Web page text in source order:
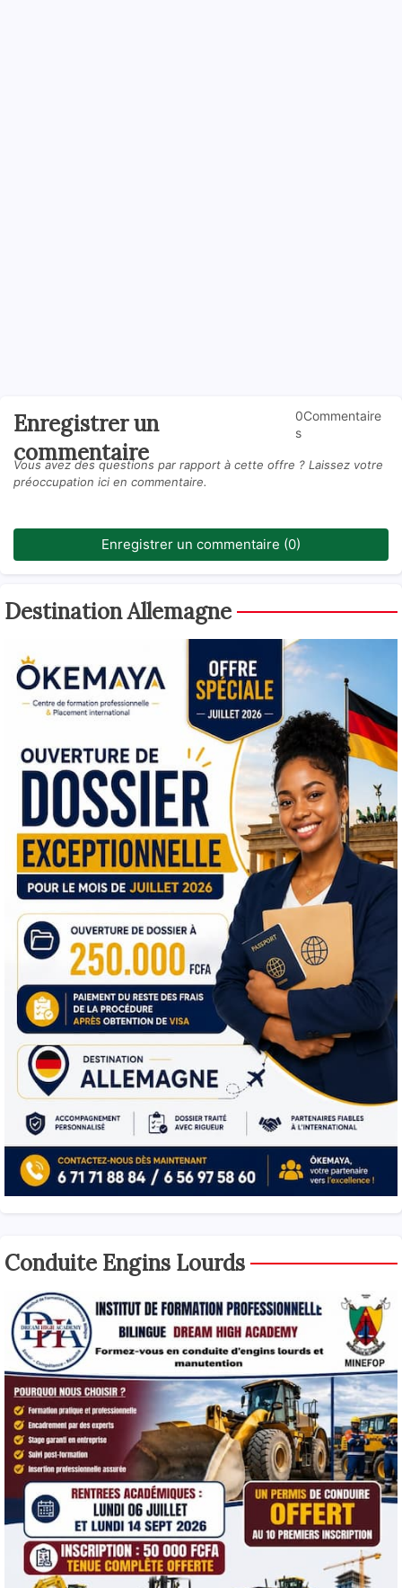
Enregistrer un
commentaire
0Commentaire
s
Vous avez des questions par rapport à cette offre ? Laissez votre
préoccupation ici en commentaire.
Enregistrer un commentaire (0)
Destination Allemagne
Conduite Engins Lourds